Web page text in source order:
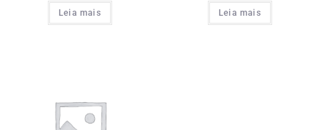
Leia mais Leia mais